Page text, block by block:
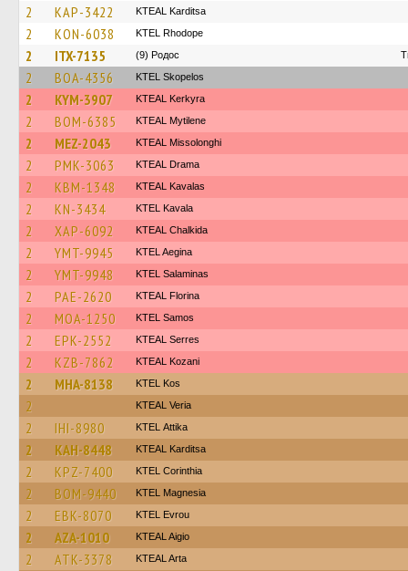
2 KAP-3422 KTEAL Karditsa
2 KON-6038 KTEL Rhodope
2 ITX-7135 (9) Родос
2 BOA-4356 KTEL Skopelos
2 KYM-3907 KTEAL Kerkyra
2 BOM-6385 KTEAL Mytilene
2 MEZ-2043 KTEAL Missolonghi
2 PMK-3063 KTEAL Drama
2 KBM-1348 KTEAL Kavalas
2 KN-3434 KTEL Kavala
2 XAP-6092 KTEAL Chalkida
2 YMT-9945 KTEL Aegina
2 YMT-9948 KTEL Salaminas
2 PAE-2620 KTEAL Florina
2 MOA-1250 KTEL Samos
2 EPK-2552 KTEAL Serres
2 KZB-7862 KTEAL Kozani
2 MHA-8138 KTEL Kos
2 KTEAL Veria
2 IHI-8980 KΤΕL Αttika
2 KAH-8448 KTEAL Karditsa
2 KPZ-7400 KTEL Corinthia
2 BOM-9440 ΚΤΕL Magnesia
2 EBK-8070 KTEL Evrou
2 AZA-1010 KTEAL Aigio
2 ATK-3378 KTEAL Arta